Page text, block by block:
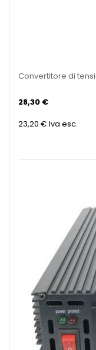
Convertitore di
28,30 €
23,20 € Iva esc.